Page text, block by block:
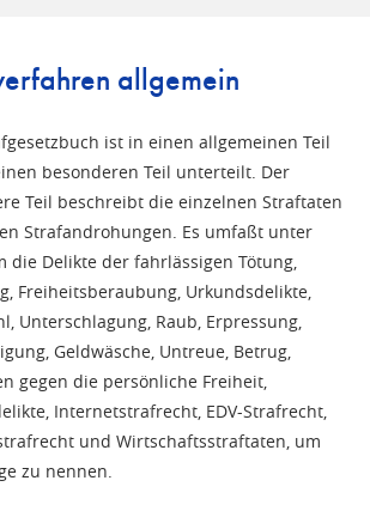
allgemein
ist in einen allgemeinen Teil
besonderen Teil unterteilt. Der
Teil beschreibt die einzelnen Straftaten
Strafandrohungen. Es umfaßt unter
die Delikte der fahrlässigen Tötung,
Freiheitsberaubung, Urkundsdelikte,
Unterschlagung, Raub, Erpressung,
Geldwäsche, Untreue, Betrug,
gegen die persönliche Freiheit,
Internetstrafrecht, EDV-Strafrecht,
und Wirtschaftsstraftaten, um
zu nennen.